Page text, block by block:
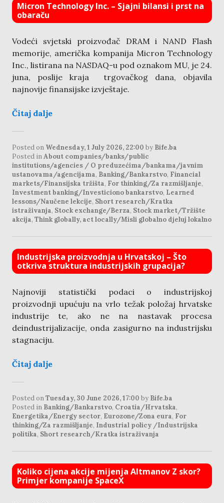
Micron Technology Inc. – Sjajni bilansi i prst na
obaraču
Vodeći svjetski proizvođač DRAM i NAND Flash
memorije, američka kompanija Micron Technology
Inc., listirana na NASDAQ-u pod oznakom MU, je 24.
juna, poslije kraja trgovačkog dana, objavila
najnovije finansijske izvještaje.
Čitaj dalje
Posted on Wednesday, 1 July 2026, 22:00 by Bife.ba
Posted inAbout companies/banks/public
institutions/agencies / O preduzećima/bankama/javnim
ustanovama/agencijama, Banking/Bankarstvo, Financial
markets/Finansijska tržišta, For thinking/Za razmišljanje,
Investment banking/Investiciono bankarstvo, Learned
lessons/Naučene lekcije, Short research/Kratka
istraživanja, Stock exchange/Berza, Stock market/Tržište
akcija, Think globally, act locally/Misli globalno djeluj lokalno
Industrijska proizvodnja u Hrvatskoj – Što
otkriva struktura industrijskih grupacija?
Najnoviji statistički podaci o industrijskoj
proizvodnji upućuju na vrlo težak položaj hrvatske
industrije te, ako ne na nastavak procesa
deindustrijalizacije, onda zasigurno na industrijsku
stagnaciju.
Čitaj dalje
Posted onTuesday, 30 June 2026, 17:00 by Bife.ba
Posted in Banking/Bankarstvo, Croatia/Hrvatska,
Energetika/Energy sector, Eurozone/Zona eura, For
thinking/Za razmišljanje, Industrial policy /Industrijska
politika, Short research/Kratka istraživanja
Koliko cijena akcije mijenja Altmanov Z skor?
Primjer kompanije SpaceX